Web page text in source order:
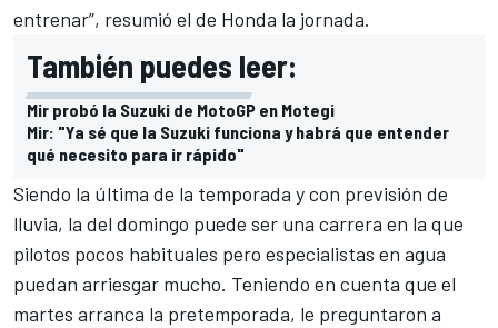
entrenar”, resumió el de Honda la jornada.
También puedes leer:
Mir probó la Suzuki de MotoGP en Motegi
Mir: "Ya sé que la Suzuki funciona y habrá que entender
qué necesito para ir rápido"
Siendo la última de la temporada y con previsión de
lluvia, la del domingo puede ser una carrera en la que
pilotos pocos habituales pero especialistas en agua
puedan arriesgar mucho. Teniendo en cuenta que el
martes arranca la pretemporada, le preguntaron a